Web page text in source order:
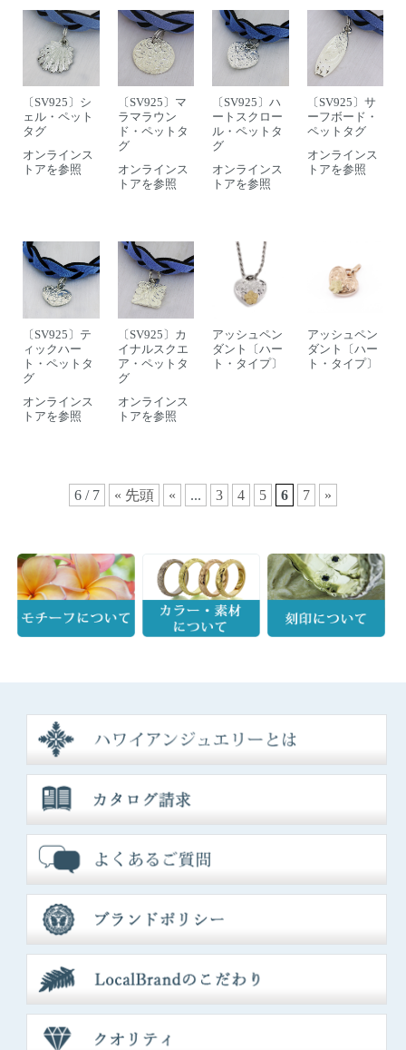
〔SV925〕シ
ェル・ペット
タグ
オンラインス
トアを参照
〔SV925〕マ
ラマラウン
ド・ペットタ
グ
オンラインス
トアを参照
〔SV925〕ハ
ートスクロー
ル・ペットタ
グ
オンラインス
トアを参照
〔SV925〕サ
ーフボード・
ペットタグ
オンラインス
トアを参照
〔SV925〕テ
ィックハー
ト・ペットタ
グ
オンラインス
トアを参照
〔SV925〕カ
イナルスクエ
ア・ペットタ
グ
オンラインス
トアを参照
アッシュペン
ダント〔ハー
ト・タイプ〕
アッシュペン
ダント〔ハー
ト・タイプ〕
6 / 7 « 先頭 « ... 3 4 5 6 7 »